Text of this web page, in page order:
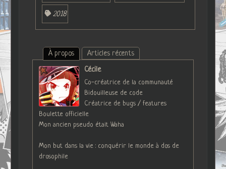
2018
À propos
Articles récents
Cécile
Co-créatrice de la communauté
Bidouilleuse de code
Créatrice de bugs / features
Boulette officielle
Mon ancien pseudo était Waha
Mon but dans la vie : conquérir le monde à dos de
drosophile